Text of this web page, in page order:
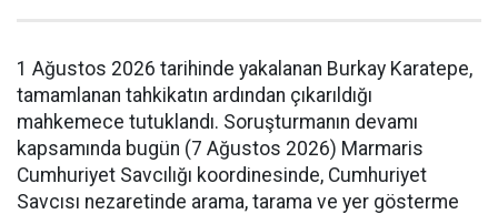
1 Ağustos 2026 tarihinde yakalanan Burkay Karatepe,
tamamlanan tahkikatın ardından çıkarıldığı
mahkemece tutuklandı. Soruşturmanın devamı
kapsamında bugün (7 Ağustos 2026) Marmaris
Cumhuriyet Savcılığı koordinesinde, Cumhuriyet
Savcısı nezaretinde arama, tarama ve yer gösterme